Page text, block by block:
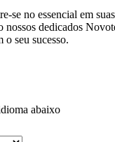
se no essencial em
nossos dedicados
o seu sucesso.
abaixo